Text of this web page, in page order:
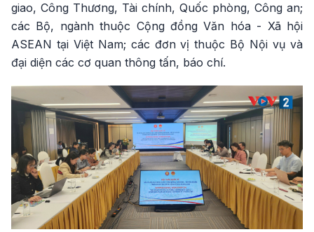
giao, Công Thương, Tài chính, Quốc phòng, Công an;
các Bộ, ngành thuộc Cộng đồng Văn hóa - Xã hội
ASEAN tại Việt Nam; các đơn vị thuộc Bộ Nội vụ và
đại diện các cơ quan thông tấn, báo chí.